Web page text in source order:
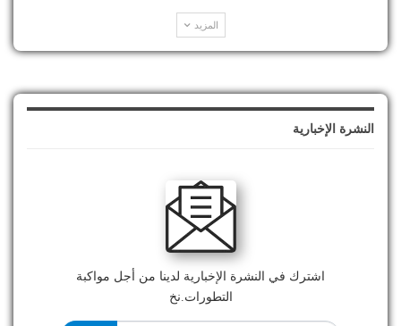
المزيد
النشرة الإخبارية
اشترك في النشرة الإخبارية لدينا من أجل مواكبة
التطورات.نخ